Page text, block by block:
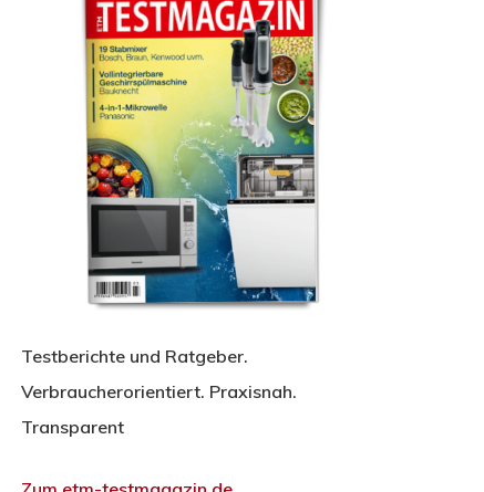
Testberichte und Ratgeber.
Verbraucherorientiert. Praxisnah.
Transparent